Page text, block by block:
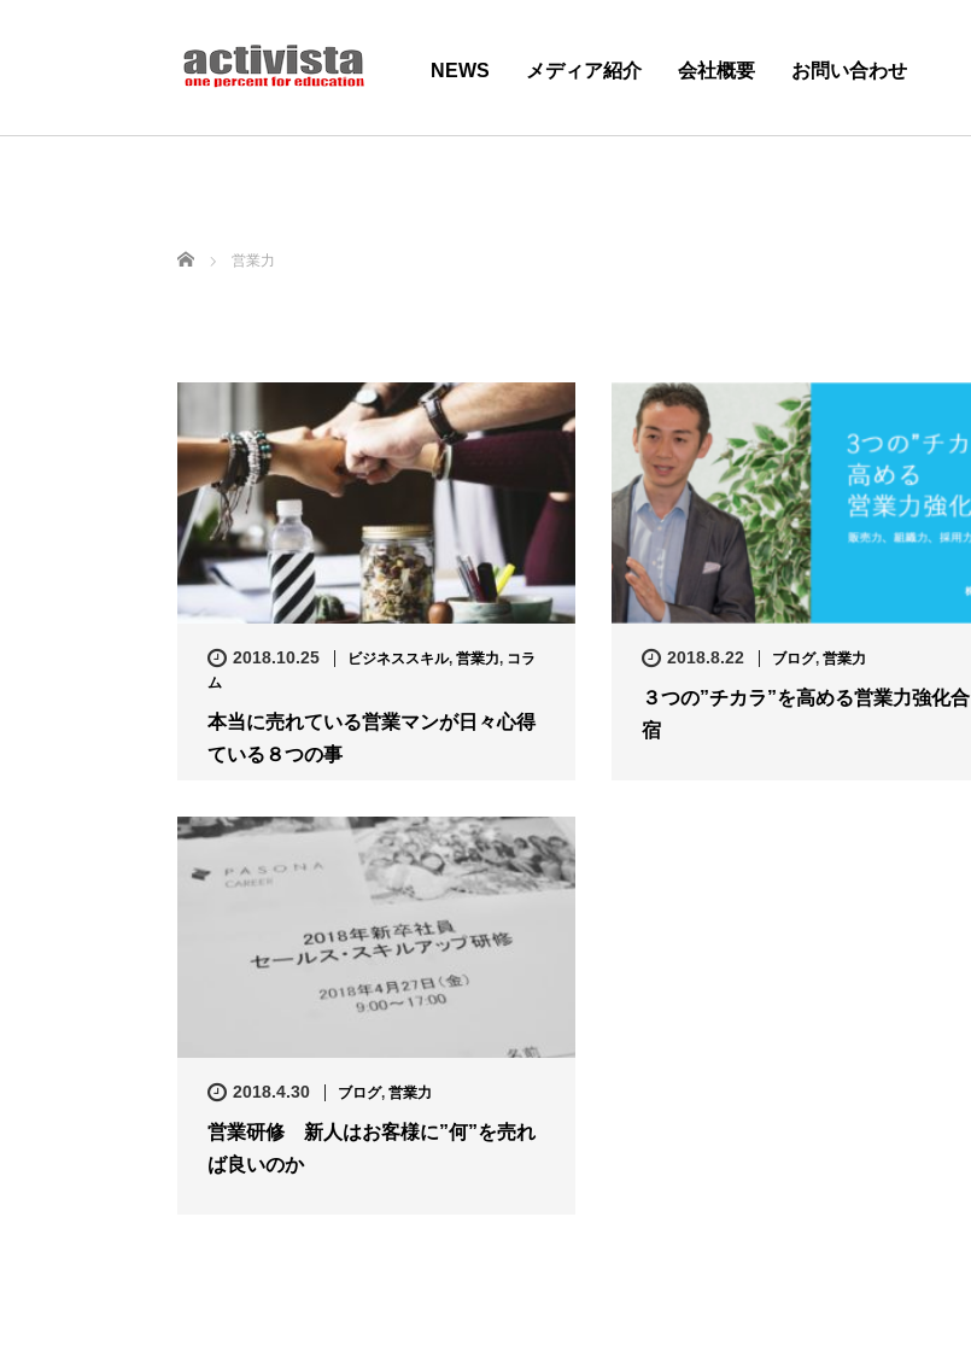
NEWS メディア紹介 会社概要 お問い合わせ
ホーム 営業力
2018.10.25 ビジネススキル, 営業力, コラ
ム
本当に売れている営業マンが日々心得
ている８つの事
2018.8.22 ブログ, 営業力
３つの”チカラ”を高める営業力強化合
宿
2018.4.30 ブログ, 営業力
営業研修 新人はお客様に”何”を売れ
ば良いのか